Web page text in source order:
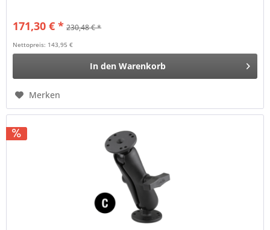
171,30 € * 230,48 € *
Nettopreis: 143,95 €
In den Warenkorb
Merken